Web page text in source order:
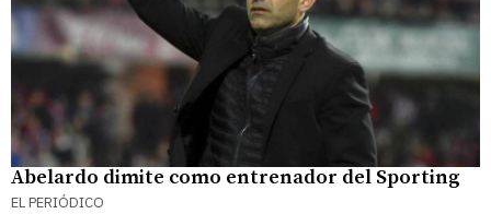
Abelardo dimite como entrenador del Sporting
EL PERIÓDICO